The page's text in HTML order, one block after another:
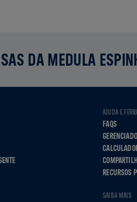
DA MEDULA
AJUDA E
FAQS
RECURSOS
SAIBA MAIS